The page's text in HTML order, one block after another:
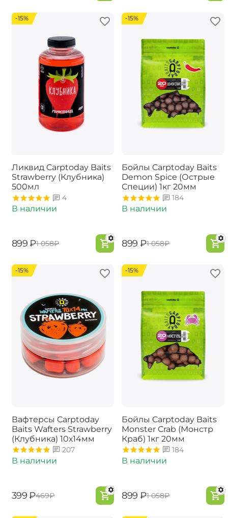
-15%
Ликвид Carptoday Baits
Strawberry (Клубника)
500мл
4
В наличии
‍899‍ ₽‍1 058‍₽
-15%
Бойлы Carptoday Baits
Demon Spice (Острые
Специи) 1кг 20мм
184
В наличии
‍899‍ ₽‍1 058‍₽
-15%
Вафтерсы Carptoday
Baits Wafters Strawberry
(Клубника) 10х14мм
207
В наличии
‍399‍ ₽‍469‍₽
-15%
Бойлы Carptoday Baits
Monster Crab (Монстр
Краб) 1кг 20мм
184
В наличии
‍899‍ ₽‍1 058‍₽